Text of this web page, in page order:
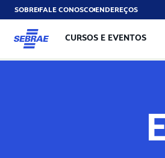
SOBREFALE CONOSCOENDEREÇOS
CURSOS E EVENTOS